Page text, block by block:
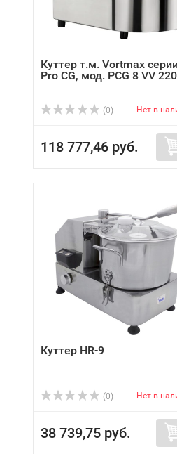
Куттер т.м. Vortmax
Pro CG, мод. PCG 8 VV 220
(0) Нет в
118 777,46 руб.
Куттер HR-9
(0) Нет в
38 739,75 руб.